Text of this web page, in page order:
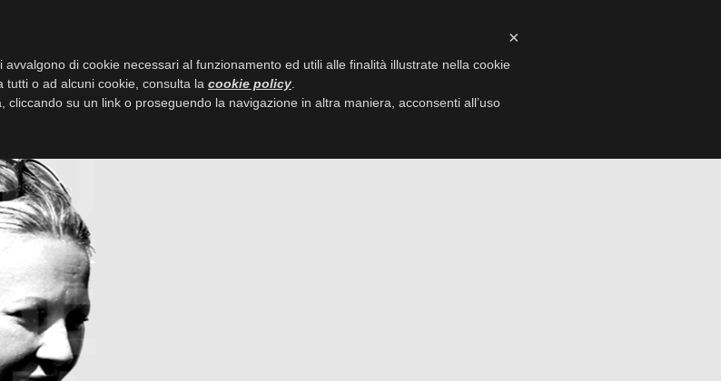
CONTATTI
×
di cookie necessari al funzionamento ed utili alle finalità illustrate nella cookie
tutti o ad alcuni cookie, consulta la cookie policy
su un link o proseguendo la navigazione in altra maniera, acconsenti all’uso